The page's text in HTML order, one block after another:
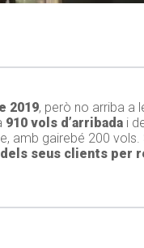
2019, però no arriba a
910 vols d’arribada i
amb gairebé 200
seus clients per